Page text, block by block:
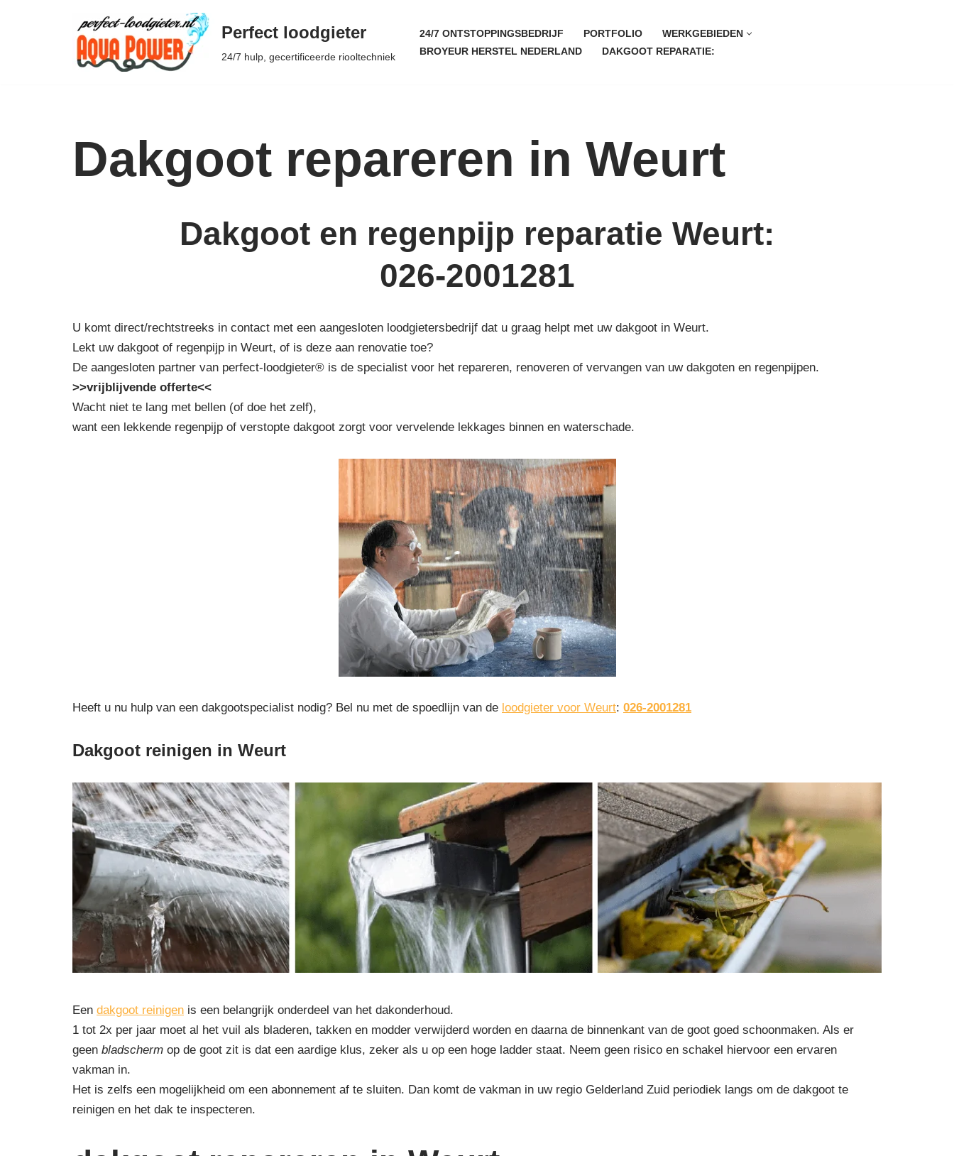
Perfect loodgieter
24/7 hulp, gecertificeerde riooltechniek
24/7 ONTSTOPPINGSBEDRIJF PORTFOLIO
WERKGEBIEDEN
BROYEUR HERSTEL NEDERLAND
DAKGOOT REPARATIE:
Dakgoot repareren in Weurt
Dakgoot en regenpijp reparatie Weurt:
026-2001281
U komt direct/rechtstreeks in contact met een aangesloten loodgietersbedrijf dat u graag helpt met uw dakgoot in Weurt.
Lekt uw dakgoot of regenpijp in Weurt, of is deze aan renovatie toe?
De aangesloten partner van perfect-loodgieter® is de specialist voor het repareren, renoveren of vervangen van uw dakgoten en regenpijpen.
>>vrijblijvende offerte<<
Wacht niet te lang met bellen (of doe het zelf),
want een lekkende regenpijp of verstopte dakgoot zorgt voor vervelende lekkages binnen en waterschade.
Heeft u nu hulp van een dakgootspecialist nodig? Bel nu met de spoedlijn van de loodgieter voor Weurt: 026-2001281
Dakgoot reinigen in Weurt
Een dakgoot reinigen is een belangrijk onderdeel van het dakonderhoud.
1 tot 2x per jaar moet al het vuil als bladeren, takken en modder verwijderd worden en daarna de binnenkant van de goot goed schoonmaken. Als er
geen bladscherm op de goot zit is dat een aardige klus, zeker als u op een hoge ladder staat. Neem geen risico en schakel hiervoor een ervaren
vakman in.
Het is zelfs een mogelijkheid om een abonnement af te sluiten. Dan komt de vakman in uw regio Gelderland Zuid periodiek langs om de dakgoot te
reinigen en het dak te inspecteren.